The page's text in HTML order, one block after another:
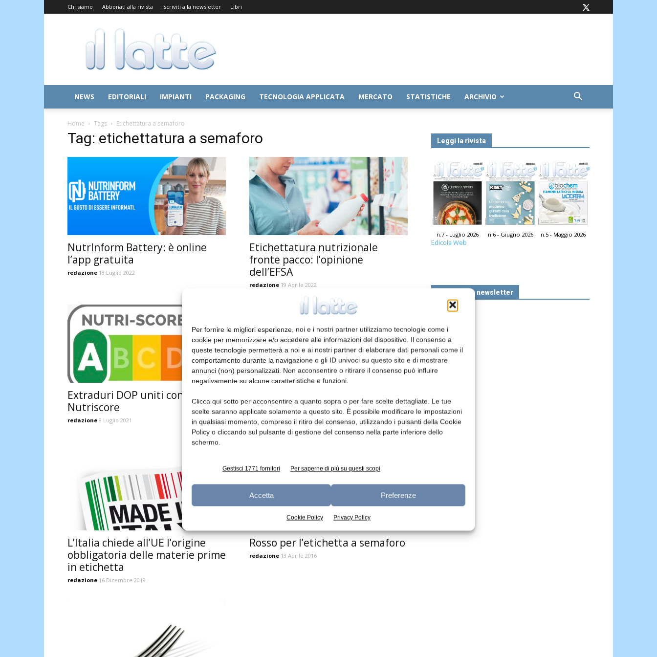
Per fornire le migliori esperienze, noi e i nostri partner utilizziamo tecnologie come i
cookie per memorizzare e/o accedere alle informazioni del dispositivo. Il consenso a
queste tecnologie permetterà a noi e ai nostri partner di elaborare dati personali come il
comportamento durante la navigazione o gli ID univoci su questo sito e di mostrare
annunci (non) personalizzati. Non acconsentire o ritirare il consenso può influire
negativamente su alcune caratteristiche e funzioni.
Clicca qui sotto per acconsentire a quanto sopra o per fare scelte dettagliate. Le tue
scelte saranno applicate solamente a questo sito. È possibile modificare le impostazioni
in qualsiasi momento, compreso il ritiro del consenso, utilizzando i pulsanti della Cookie
Policy o cliccando sul pulsante di gestione del consenso nella parte inferiore dello
schermo.
Gestisci 1771 fornitori Per saperne di più su questi scopi
Accetta Preferenze
Cookie Policy Privacy Policy
Chi siamo Abbonati alla rivista Iscriviti alla newsletter Libri
Il
Latte
NEWS EDITORIALI IMPIANTI PACKAGING TECNOLOGIA APPLICATA MERCATO STATISTICHE ARCHIVIO
Home Tags Etichettatura a semaforo
Tag: etichettatura a semaforo
NutrInform Battery: è online
l’app gratuita
redazione 18 Luglio 2022
Etichettatura nutrizionale
fronte pacco: l’opinione
dell’EFSA
redazione 19 Aprile 2022
Extraduri DOP uniti contro il
Nutriscore
redazione 8 Luglio 2021
sull’etichettatura di origine ma
distanti sulla nutrizionale
redazione 2 Settembre 2020
L’Italia chiede all’UE l’origine
obbligatoria delle materie prime
in etichetta
redazione 16 Dicembre 2019
Rosso per l’etichetta a semaforo
redazione 13 Aprile 2016
Leggi la rivista
n.7 - Luglio 2026 n.6 - Giugno 2026 n.5 - Maggio 2026
Edicola Web
Iscriviti alla newsletter